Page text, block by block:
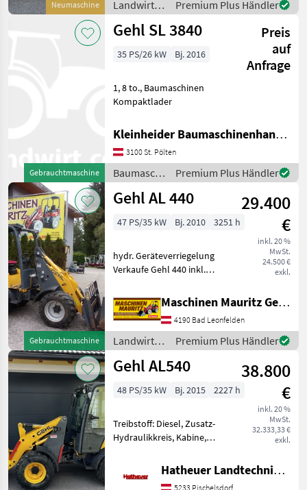
Neumaschine
kle
Landwirtsch.
Motorfahrzeuge
/ Gehl
Premium Plus Händler
Gebrauchtmaschine
Gehl SL 3840
Preis
auf
Anfrage
35 PS/26 kW Bj. 2016
1, 8 to., Baumaschinen
Kompaktlader
Kleinheider Baumaschinenhandel GmbH.
3100 St. Pölten
Baumaschinen
/ Gehl
Premium Plus Händler
Gebrauchtmaschine
Gehl AL 440
29.400
€
inkl. 20 %
MwSt.
24.500 €
exkl.
47 PS/35 kW Bj. 2010 3251 h
hydr. Geräteverriegelung
Verkaufe Gehl 440 inkl.
Werkzeugverriegelung, 4
Zylinder Yanmar Motor
ohne Partikelfilter, inkl.
Schaufel und
Palettengabel, B
Maschinen Mauritz GesmbH
4190 Bad Leonfelden
Landwirtsch.
Motorfahrzeuge
/ Gehl
Premium Plus Händler
Gehl AL540
38.800
€
inkl. 20 %
MwSt.
32.333,33 €
exkl.
48 PS/35 kW Bj. 2015 2227 h
Treibstoff: Diesel, Zusatz-
Hydraulikkreis, Kabine,
Zum Verkauf steht schöner
Gehl AL540 vom Hause
Hatheuer Landtechnik GmbH & Co.KG.
5233 Pischelsdorf